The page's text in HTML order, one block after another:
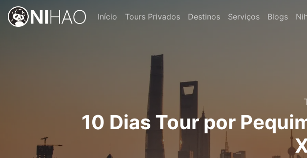
Início Tours Privados Destinos Serviços Blogs
10 Dias Tour por